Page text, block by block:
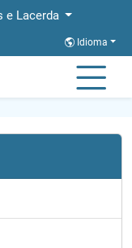
e Lacerda
Idioma